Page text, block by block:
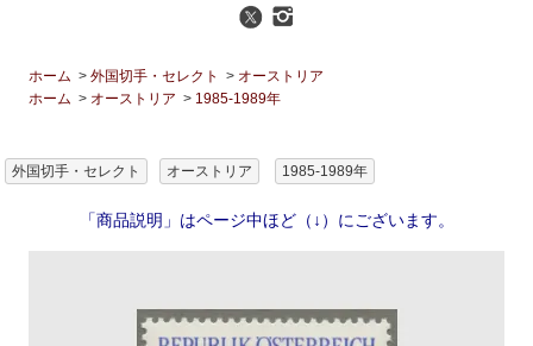
ホーム >外国切手・セレクト > オーストリア
ホーム > オーストリア > 1985-1989年
外国切手・セレクト オーストリア 1985-1989年
「商品説明」はページ中ほど（↓）にございます。